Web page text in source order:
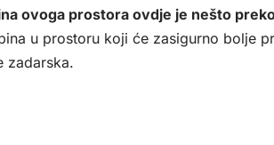
ovoga prostora ovdje je nešto
u prostoru koji će zasigurno bolje
zadarska.